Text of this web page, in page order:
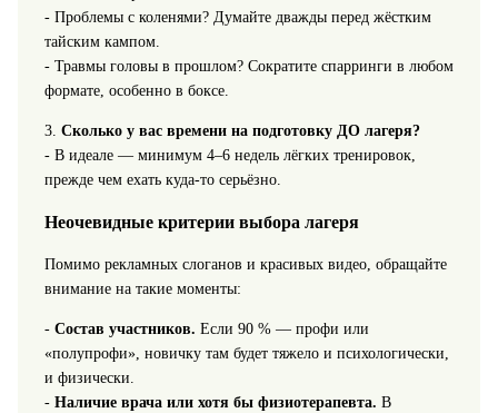
- Проблемы с коленями? Думайте дважды перед жёстким
тайским кампом.
- Травмы головы в прошлом? Сократите спарринги в любом
формате, особенно в боксе.
3. Сколько у вас времени на подготовку ДО лагеря?
- В идеале — минимум 4–6 недель лёгких тренировок,
прежде чем ехать куда‑то серьёзно.
Неочевидные критерии выбора лагеря
Помимо рекламных слоганов и красивых видео, обращайте
внимание на такие моменты:
- Состав участников. Если 90 % — профи или
«полупрофи», новичку там будет тяжело и психологически,
и физически.
- Наличие врача или хотя бы физиотерапевта. В